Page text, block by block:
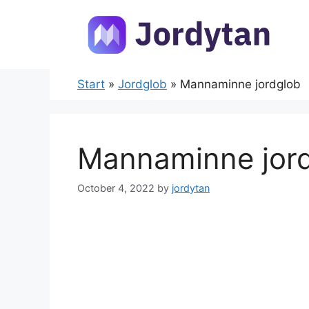
Start » Jordglob » Mannaminne jordglob
Mannaminne
October 4, 2022 by jordytan